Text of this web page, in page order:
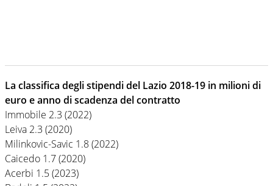
La classifica degli stipendi del Lazio 2018-19 in milioni di
euro e anno di scadenza del contratto
Immobile 2.3 (2022)
Leiva 2.3 (2020)
Milinkovic-Savic 1.8 (2022)
Caicedo 1.7 (2020)
Acerbi 1.5 (2023)